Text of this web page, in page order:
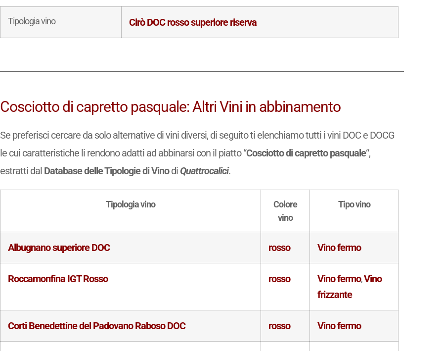
Tipologia vino Cirò DOC rosso superiore riserva
Cosciotto di capretto pasquale: Altri Vini in abbinamento
Se preferisci cercare da solo alternative di vini diversi, di seguito ti elenchiamo tutti i vini DOC e DOCG
le cui caratteristiche li rendono adatti ad abbinarsi con il piatto “Cosciotto di capretto pasquale“,
estratti dal Database delle Tipologie di Vinodi Quattrocalici.
Tipologia vino
Colore
vino
Tipo vino
Albugnano superiore DOC rosso Vino fermo
Roccamonfina IGT Rosso rosso Vino fermo,Vino
frizzante
Corti Benedettine del Padovano Raboso DOC rosso Vino fermo